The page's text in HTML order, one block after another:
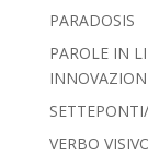
PARADOSIS
PAROLE IN
VERBO